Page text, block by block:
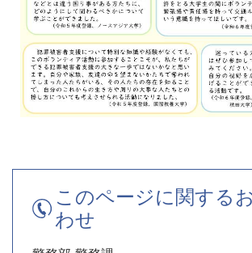
このページに関する
わせ